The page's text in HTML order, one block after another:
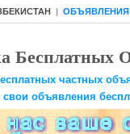
|
Бесплатных
частных
объявления